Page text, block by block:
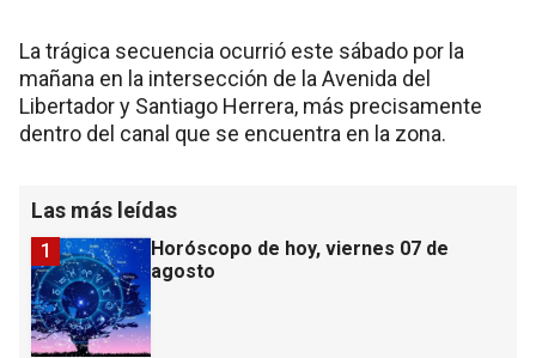
La trágica secuencia ocurrió este sábado por la
mañana en la intersección de la Avenida del
Libertador y Santiago Herrera, más precisamente
dentro del canal que se encuentra en la zona.
Las más leídas
Horóscopo de hoy, viernes 07 de
agosto
1